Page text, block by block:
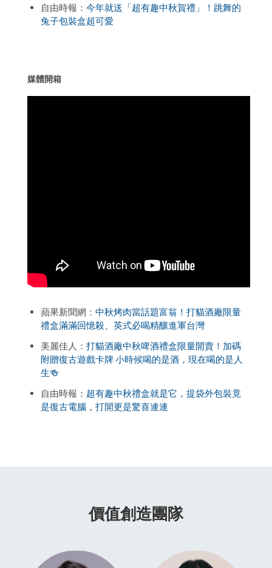
自由時報：今年就送「超有趣中秋賀禮」！跳舞的
兔子包裝盒超可愛
媒體開箱
蘋果新聞網：中秋烤肉當話題富翁！打貓酒廠限量
禮盒滿滿回憶殺、英式必喝精釀進軍台灣
美麗佳人：打貓酒廠中秋啤酒禮盒限量開賣！加碼
附贈復古遊戲卡牌小時候喝的是酒，現在喝的是人
生🍻
自由時報： 超有趣中秋禮盒就是它，提袋外包裝竟
是復古電腦，打開更是驚喜連連
價值創造團隊